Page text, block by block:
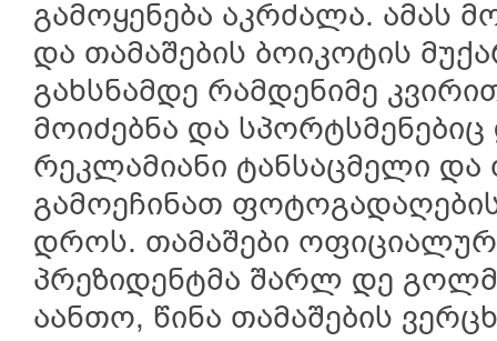
გამოყენება აკრძალა. ამას
და თამაშების ბოიკოტის
გახსნამდე რამდენიმე
მოიძებნა და
რეკლამიანი ტანსაცმელი
გამოეჩინათ
დროს. თამაშები
პრეზიდენტმა შარლ დე
აანთო, წინა თამაშების